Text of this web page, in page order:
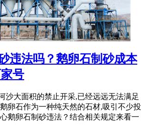
违法吗？鹅卵石制砂成本
号
沙大面积的禁止开采,已经远远无法满足
卵石作为一种纯天然的石材,吸引不少投
鹅卵石制砂违法？结合相关规定来看一